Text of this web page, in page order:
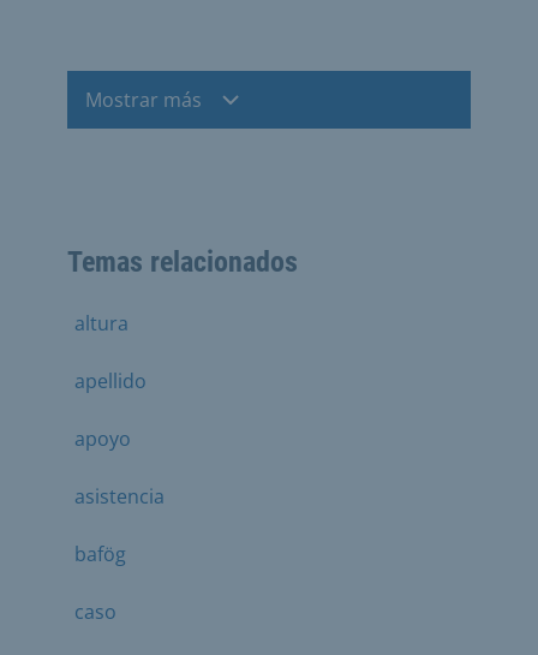
Mostrar más
Temas relacionados
altura
apellido
apoyo
asistencia
bafög
caso